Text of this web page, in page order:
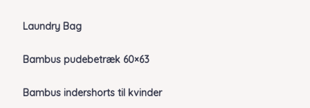
Laundry Bag
Bambus pudebetræk 60×63
Bambus indershorts til kvinder